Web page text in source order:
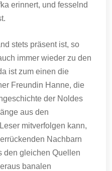
erinnert, und fesselnd
stets präsent ist, so
immer wieder zu den
ist zum einen die
Freundin Hanne, die
der Noldes
aus den
mitverfolgen kann,
Nachbarn
den gleichen Quellen
banalen